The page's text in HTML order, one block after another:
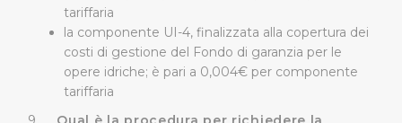
tariffaria
la componente UI-4, finalizzata alla copertura dei
costi di gestione del Fondo di garanzia per le
opere idriche; è pari a 0,004€ per componente
tariffaria